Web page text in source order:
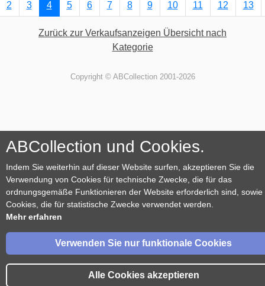
2 3 4 5 6 7 8 9 10 11 12 13
Zurück zur Verkaufsanzeigen Übersicht nach
Kategorie
Copyright © ABCollection 2001-2026
ABCollection und Cookies.
Indem Sie weiterhin auf dieser Website surfen, akzeptieren Sie die
Verwendung von Cookies für technische Zwecke, die für das
ordnungsgemäße Funktionieren der Website erforderlich sind, sowie
Cookies, die für statistische Zwecke verwendet werden.
Mehr erfahren
Verwenden Sie nur funktionale Cookies
Alle Cookies akzeptieren